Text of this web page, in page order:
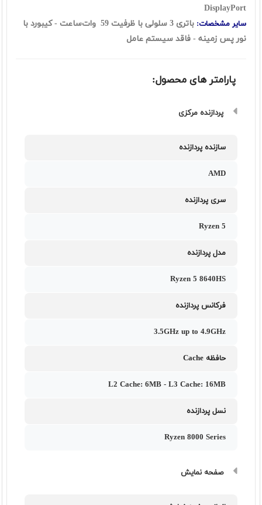
DisplayPort
سایر مشخصات:
باتری 3 سلولی با ظرفیت 59 وات‌ساعت - کیبورد با
نور پس زمینه - فاقد سیستم عامل
پارامتر های محصول:
پردازنده مرکزی
سازنده پردازنده
AMD
سری پردازنده
Ryzen 5
مدل پردازنده
Ryzen 5 8640HS
فرکانس پردازنده
3.5GHz up to 4.9GHz
حافظه Cache
L2 Cache: 6MB - L3 Cache: 16MB
نسل پردازنده
Ryzen 8000 Series
صفحه نمایش